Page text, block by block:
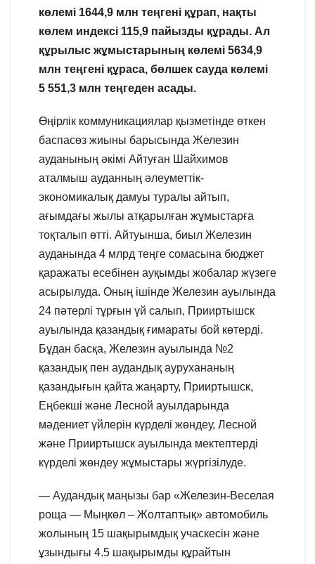
көлемі 1644,9 млн теңгені құрап, нақты
көлем индексі 115,9 пайызды құрады. Ал
құрылыс жұмыстарының көлемі 5634,9
млн теңгені құраса, бөлшек сауда көлемі
5 551,3 млн теңгеден асады.
Өңірлік коммуникациялар қызметінде өткен
баспасөз жиыны барысында Железин
ауданының әкімі Айтуған Шайхимов
аталмыш ауданның әлеуметтік-
экономикалық дамуы туралы айтып,
ағымдағы жылы атқарылған жұмыстарға
тоқталып өтті. Айтуынша, биыл Железин
ауданында 4 млрд теңге сомасына бюджет
қаражаты есебінен ауқымды жобалар жүзеге
асырылуда. Оның ішінде Железин ауылында
24 пәтерлі тұрғын үй салып, Прииртышск
ауылында қазандық ғимараты бой көтерді.
Бұдан басқа, Железин ауылында №2
қазандық пен аудандық аурухананың
қазандығын қайта жаңарту, Прииртышск,
Еңбекші және Лесной ауылдарында
мәдениет үйлерін күрделі жөндеу, Лесной
және Прииртышск ауылында мектептерді
күрделі жөндеу жұмыстары жүргізілуде.
— Аудандық маңызы бар «Железин-Веселая
роща — Мыңкөл – Жолтаптық» автомобиль
жолының 15 шақырымдық учаскесін және
ұзындығы 4.5 шақырымды құрайтын